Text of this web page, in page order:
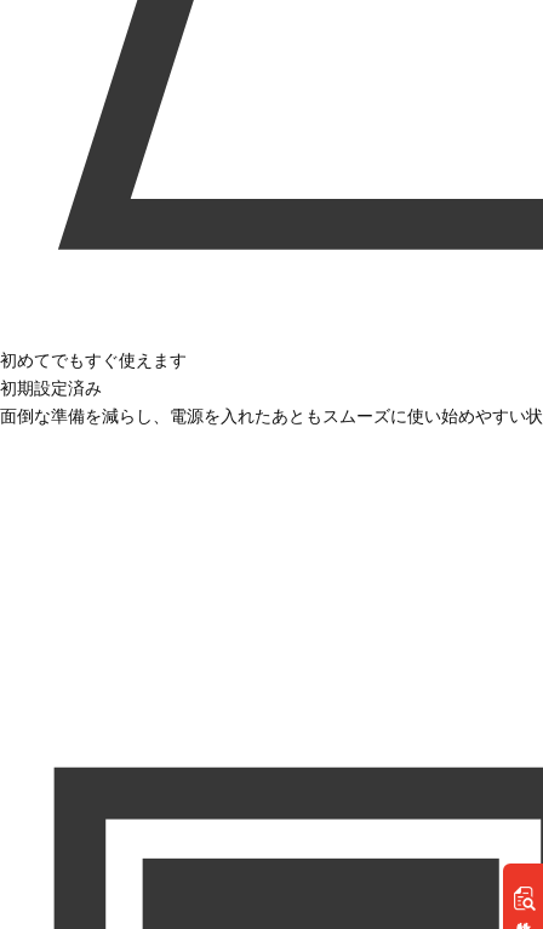
初めてでもすぐ使えます
初期設定済み
面倒な準備を減らし、電源を入れたあともスムーズに使い始めやすい